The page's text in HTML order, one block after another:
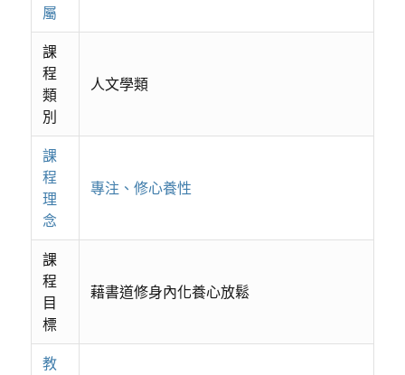
屬
課
程
類
別
人文學類
課
程
理
念
專注、修心養性
課
程
目
標
藉書道修身內化養心放鬆
教